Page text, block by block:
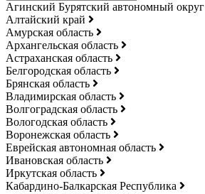
Агинский Бурятский автономный округ
Алтайский край
Амурская область
Архангельская область
Астраханская область
Белгородская область
Брянская область
Владимирская область
Волгоградская область
Вологодская область
Воронежская область
Еврейская автономная область
Ивановская область
Иркутская область
Кабардино-Балкарская Республика